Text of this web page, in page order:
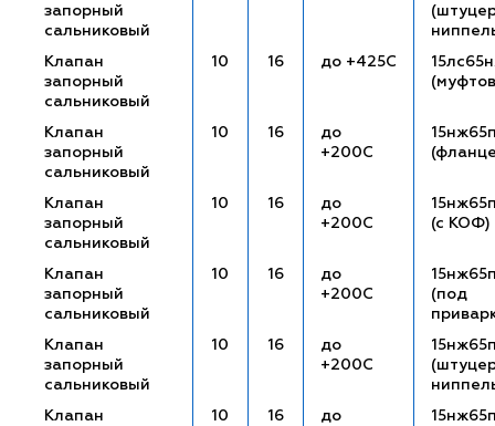
запорный
сальниковый
Клапан
запорный
сальниковый
10 16 до +425С
Клапан
запорный
сальниковый
10 16
до
+200С
Клапан
запорный
сальниковый
10 16
до
+200С
(с КОФ)
Клапан
запорный
сальниковый
10 16
до
+200С
(под
Клапан
запорный
сальниковый
10 16
до
+200С
Клапан
10 16
до